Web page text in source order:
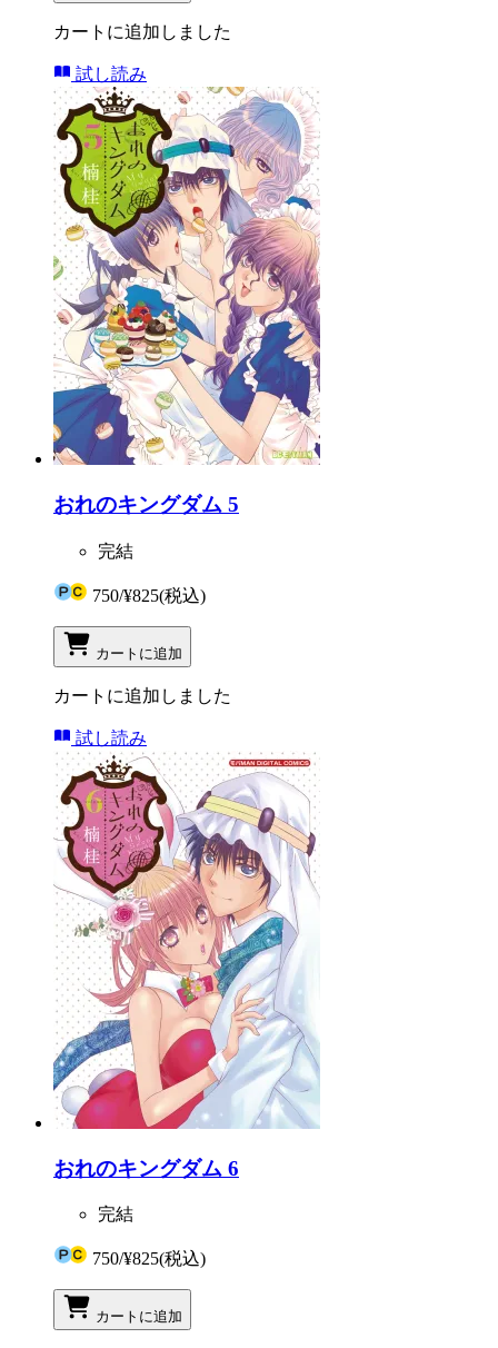
カートに追加しました
試し読み
おれのキングダム 5
完結
750/¥825(税込)
カートに追加
カートに追加しました
試し読み
おれのキングダム 6
完結
750/¥825(税込)
カートに追加